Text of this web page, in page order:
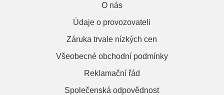
O nás
Údaje o provozovateli
Záruka trvale nízkých cen
Všeobecné obchodní podmínky
Reklamační řád
Společenská odpovědnost